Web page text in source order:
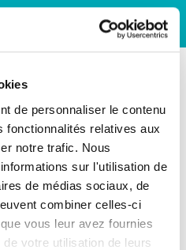
de personnaliser le contenu
fonctionnalités relatives aux
notre trafic. Nous
sur l'utilisation de
de médias sociaux, de
combiner celles-ci
vous leur avez fournies
votre utilisation de leurs